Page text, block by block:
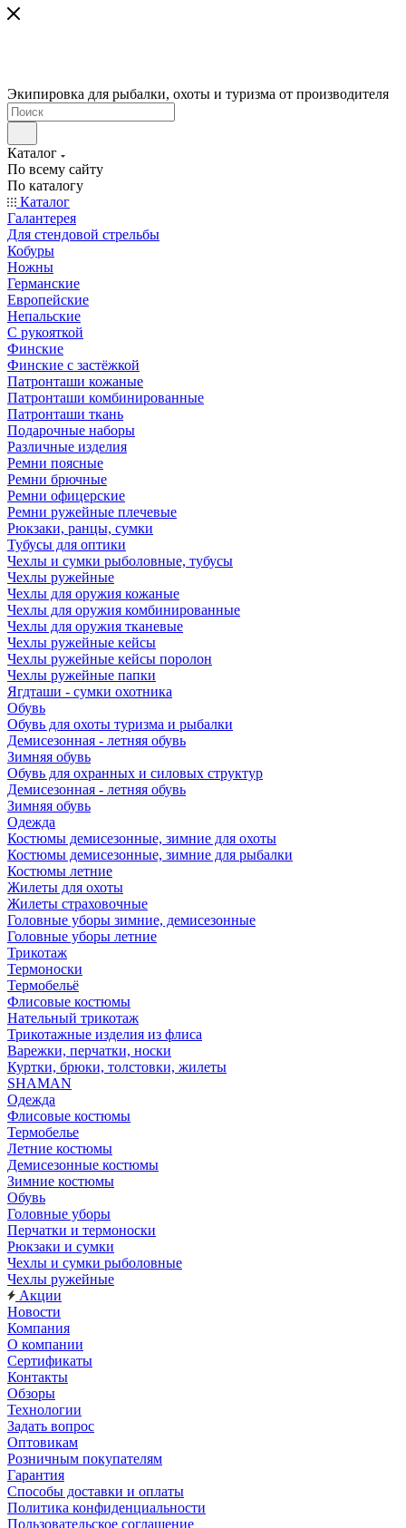
Экипировка для рыбалки, охоты и туризма от производителя
Каталог
По всему сайту
По каталогу
Каталог
Галантерея
Для стендовой стрельбы
Кобуры
Ножны
Германские
Европейские
Непальские
С рукояткой
Финские
Финские с застёжкой
Патронташи кожаные
Патронташи комбинированные
Патронташи ткань
Подарочные наборы
Различные изделия
Ремни поясные
Ремни брючные
Ремни офицерские
Ремни ружейные плечевые
Рюкзаки, ранцы, сумки
Тубусы для оптики
Чехлы и сумки рыболовные, тубусы
Чехлы ружейные
Чехлы для оружия кожаные
Чехлы для оружия комбинированные
Чехлы для оружия тканевые
Чехлы ружейные кейсы
Чехлы ружейные кейсы поролон
Чехлы ружейные папки
Ягдташи - сумки охотника
Обувь
Обувь для охоты туризма и рыбалки
Демисезонная - летняя обувь
Зимняя обувь
Обувь для охранных и силовых структур
Демисезонная - летняя обувь
Зимняя обувь
Одежда
Костюмы демисезонные, зимние для охоты
Костюмы демисезонные, зимние для рыбалки
Костюмы летние
Жилеты для охоты
Жилеты страховочные
Головные уборы зимние, демисезонные
Головные уборы летние
Трикотаж
Термоноски
Термобельё
Флисовые костюмы
Нательный трикотаж
Трикотажные изделия из флиса
Варежки, перчатки, носки
Куртки, брюки, толстовки, жилеты
SHAMAN
Одежда
Флисовые костюмы
Термобелье
Летние костюмы
Демисезонные костюмы
Зимние костюмы
Обувь
Головные уборы
Перчатки и термоноски
Рюкзаки и сумки
Чехлы и сумки рыболовные
Чехлы ружейные
Акции
Новости
Компания
О компании
Сертификаты
Контакты
Обзоры
Технологии
Задать вопрос
Оптовикам
Розничным покупателям
Гарантия
Способы доставки и оплаты
Политика конфиденциальности
Пользовательское соглашение